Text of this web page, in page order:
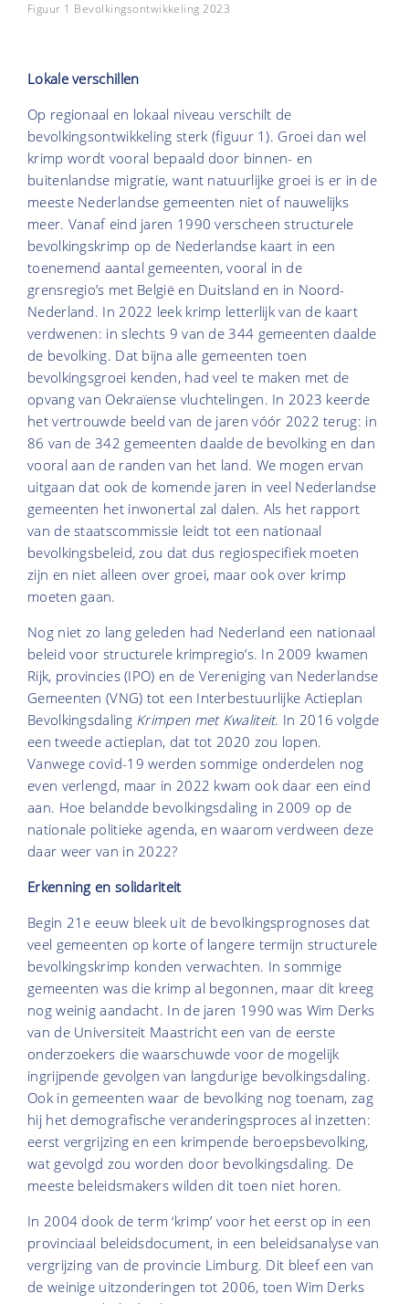
Figuur 1 Bevolkingsontwikkeling 2023
Lokale verschillen
Op regionaal en lokaal niveau verschilt de
bevolkingsontwikkeling sterk (figuur 1). Groei dan wel
krimp wordt vooral bepaald door binnen- en
buitenlandse migratie, want natuurlijke groei is er in de
meeste Nederlandse gemeenten niet of nauwelijks
meer. Vanaf eind jaren 1990 verscheen structurele
bevolkingskrimp op de Nederlandse kaart in een
toenemend aantal gemeenten, vooral in de
grensregio’s met België en Duitsland en in Noord-
Nederland. In 2022 leek krimp letterlijk van de kaart
verdwenen: in slechts 9 van de 344 gemeenten daalde
de bevolking. Dat bijna alle gemeenten toen
bevolkingsgroei kenden, had veel te maken met de
opvang van Oekraïense vluchtelingen. In 2023 keerde
het vertrouwde beeld van de jaren vóór 2022 terug: in
86 van de 342 gemeenten daalde de bevolking en dan
vooral aan de randen van het land. We mogen ervan
uitgaan dat ook de komende jaren in veel Nederlandse
gemeenten het inwonertal zal dalen. Als het rapport
van de staatscommissie leidt tot een nationaal
bevolkingsbeleid, zou dat dus regiospecifiek moeten
zijn en niet alleen over groei, maar ook over krimp
moeten gaan.
Nog niet zo lang geleden had Nederland een nationaal
beleid voor structurele krimpregio’s. In 2009 kwamen
Rijk, provincies (IPO) en de Vereniging van Nederlandse
Gemeenten (VNG) tot een Interbestuurlijke Actieplan
Bevolkingsdaling Krimpen met Kwaliteit. In 2016 volgde
een tweede actieplan, dat tot 2020 zou lopen.
Vanwege covid-19 werden sommige onderdelen nog
even verlengd, maar in 2022 kwam ook daar een eind
aan. Hoe belandde bevolkingsdaling in 2009 op de
nationale politieke agenda, en waarom verdween deze
daar weer van in 2022?
Erkenning en solidariteit
Begin 21e eeuw bleek uit de bevolkingsprognoses dat
veel gemeenten op korte of langere termijn structurele
bevolkingskrimp konden verwachten. In sommige
gemeenten was die krimp al begonnen, maar dit kreeg
nog weinig aandacht. In de jaren 1990 was Wim Derks
van de Universiteit Maastricht een van de eerste
onderzoekers die waarschuwde voor de mogelijk
ingrijpende gevolgen van langdurige bevolkingsdaling.
Ook in gemeenten waar de bevolking nog toenam, zag
hij het demografische veranderingsproces al inzetten:
eerst vergrijzing en een krimpende beroepsbevolking,
wat gevolgd zou worden door bevolkingsdaling. De
meeste beleidsmakers wilden dit toen niet horen.
In 2004 dook de term ‘krimp’ voor het eerst op in een
provinciaal beleidsdocument, in een beleidsanalyse van
vergrijzing van de provincie Limburg. Dit bleef een van
de weinige uitzonderingen tot 2006, toen Wim Derks